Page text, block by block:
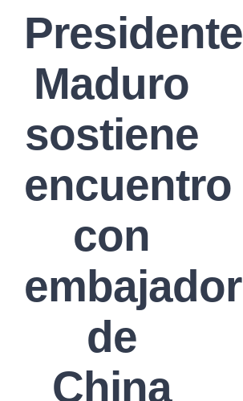
Presidente
Maduro
sostiene
encuentro
con
embajador
de
China